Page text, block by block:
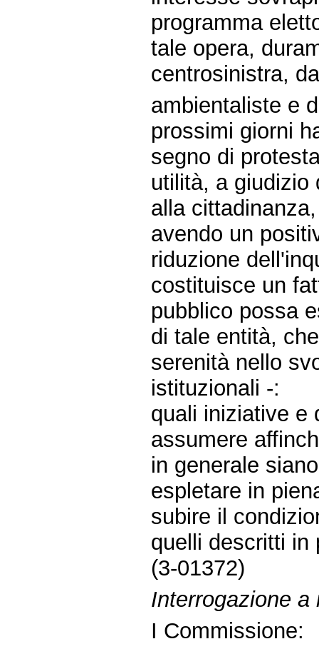
programma
tale opera,
centrosinistra,
ambientaliste e
prossimi giorni
segno di
utilità, a giudizio
alla
avendo un
riduzione
costituisce un
pubblico possa
di tale entità,
serenità nello
istituzionali -:
quali iniziative e
assumere
in generale
espletare in
subire il
quelli descritti in
(3-01372)
Interrogazione
I Commissione: